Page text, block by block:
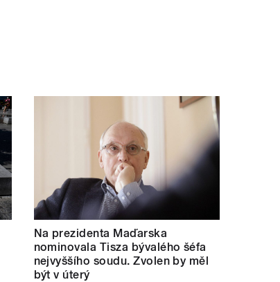
Na prezidenta Maďarska
nominovala Tisza bývalého šéfa
nejvyššího soudu. Zvolen by měl
být v úterý